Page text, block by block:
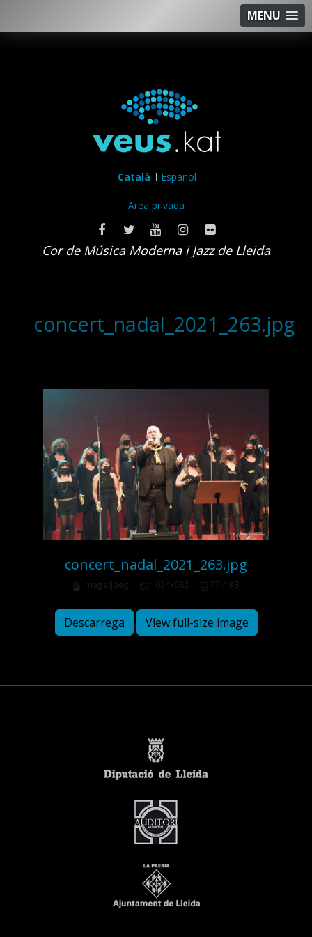
MENU
Català Español
Area privada
Cor de Música Moderna i Jazz de Lleida
concert_nadal_2021_263.jpg
concert_nadal_2021_263.jpg
image/jpeg 1024x682 77.4 KB
Descarrega View full-size image